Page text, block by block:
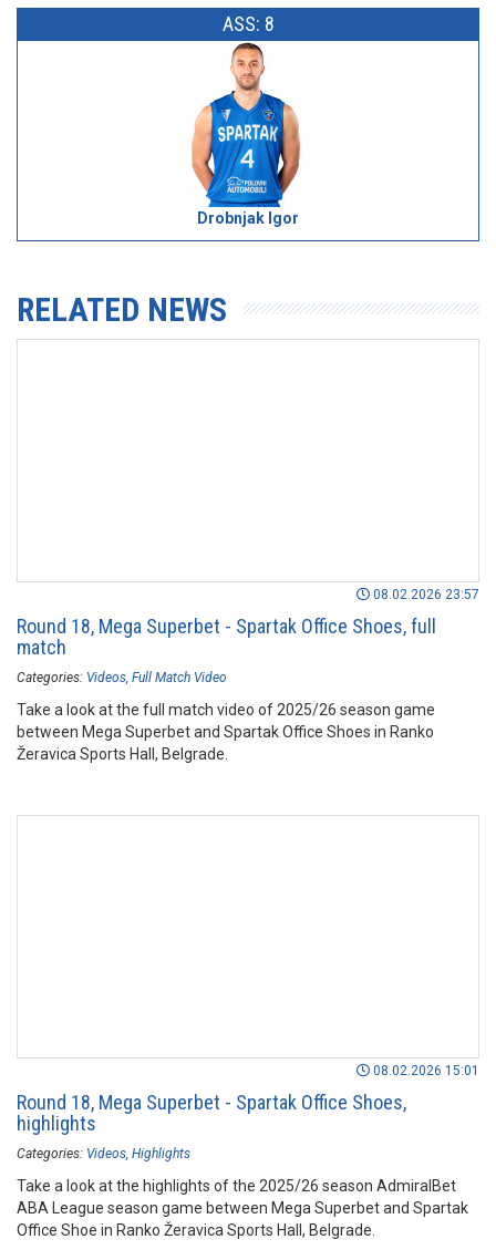
ASS: 8
Drobnjak Igor
RELATED NEWS
08.02.2026 23:57
Round 18, Mega Superbet - Spartak Office Shoes, full
match
Categories: Videos Full Match Video
Take a look at the full match video of 2025/26 season game
between Mega Superbet and Spartak Office Shoes in Ranko
Žeravica Sports Hall, Belgrade.
08.02.2026 15:01
Round 18, Mega Superbet - Spartak Office Shoes,
highlights
Categories: Videos Highlights
Take a look at the highlights of the 2025/26 season AdmiralBet
ABA League season game between Mega Superbet and Spartak
Office Shoe in Ranko Žeravica Sports Hall, Belgrade.